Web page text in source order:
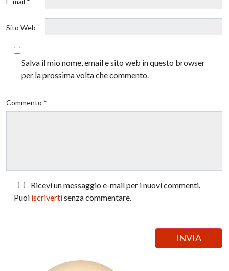
Sito Web
Salva il mio nome, email e sito web in questo browser
per la prossima volta che commento.
Commento *
Ricevi un messaggio e-mail per i nuovi commenti.
Puoi iscrivertisenza commentare.